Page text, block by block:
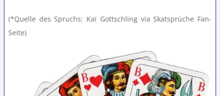
(*Quelle des Spruchs: Kai Gottschling via Skatsprüche Fan-
Seite)